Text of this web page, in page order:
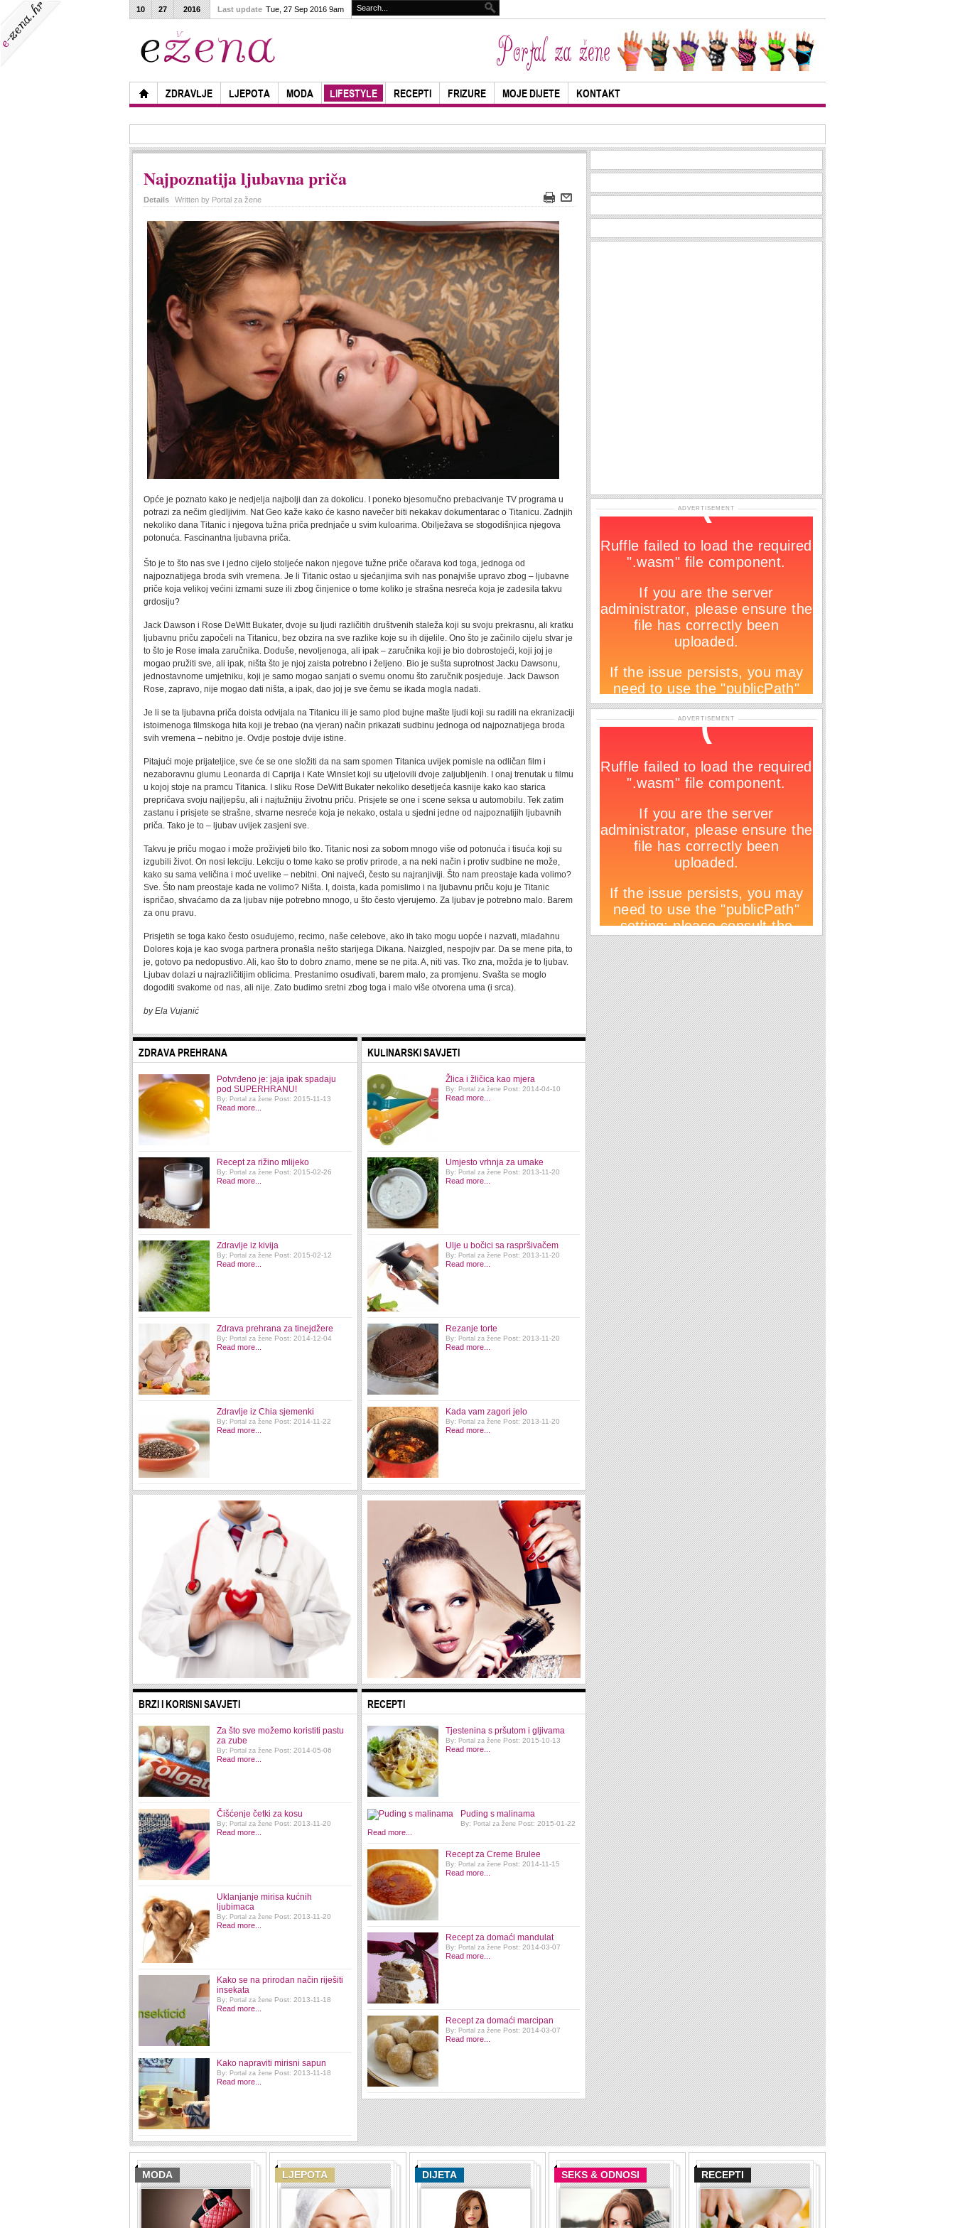
ZDRAVLJE LJEPOTA MODA LIFESTYLE RECEPTI FRIZURE MOJE DIJETE KONTAKT
10 27 2016 Last update Tue, 27 Sep 2016 9am
Najpoznatija ljubavna priča
Details Written by Portal za žene
Opće je poznato kako je nedjelja najbolji dan za dokolicu. I poneko bjesomučno prebacivanje TV programa u
potrazi za nečim gledljivim. Nat Geo kaže kako će kasno navečer biti nekakav dokumentarac o Titanicu. Zadnjih
nekoliko dana Titanic i njegova tužna priča prednjače u svim kuloarima. Obilježava se stogodišnjica njegova
potonuća. Fascinantna ljubavna priča.
Što je to što nas sve i jedno cijelo stoljeće nakon njegove tužne priče očarava kod toga, jednoga od
najpoznatijega broda svih vremena. Je li Titanic ostao u sjećanjima svih nas ponajviše upravo zbog – ljubavne
priče koja velikoj većini izmami suze ili zbog činjenice o tome koliko je strašna nesreća koja je zadesila takvu
grdosiju?
Jack Dawson i Rose DeWitt Bukater, dvoje su ljudi različitih društvenih staleža koji su svoju prekrasnu, ali kratku
ljubavnu priču započeli na Titanicu, bez obzira na sve razlike koje su ih dijelile. Ono što je začinilo cijelu stvar je
to što je Rose imala zaručnika. Doduše, nevoljenoga, ali ipak – zaručnika koji je bio dobrostojeći, koji joj je
mogao pružiti sve, ali ipak, ništa što je njoj zaista potrebno i željeno. Bio je sušta suprotnost Jacku Dawsonu,
jednostavnome umjetniku, koji je samo mogao sanjati o svemu onomu što zaručnik posjeduje. Jack Dawson
Rose, zapravo, nije mogao dati ništa, a ipak, dao joj je sve čemu se ikada mogla nadati.
Je li se ta ljubavna priča doista odvijala na Titanicu ili je samo plod bujne mašte ljudi koji su radili na ekranizaciji
istoimenoga filmskoga hita koji je trebao (na vjeran) način prikazati sudbinu jednoga od najpoznatijega broda
svih vremena – nebitno je. Ovdje postoje dvije istine.
Pitajući moje prijateljice, sve će se one složiti da na sam spomen Titanica uvijek pomisle na odličan film i
nezaboravnu glumu Leonarda di Caprija i Kate Winslet koji su utjelovili dvoje zaljubljenih. I onaj trenutak u filmu
u kojoj stoje na pramcu Titanica. I sliku Rose DeWitt Bukater nekoliko desetljeća kasnije kako kao starica
prepričava svoju najljepšu, ali i najtužniju životnu priču. Prisjete se one i scene seksa u automobilu. Tek zatim
zastanu i prisjete se strašne, stvarne nesreće koja je nekako, ostala u sjedni jedne od najpoznatijih ljubavnih
priča. Tako je to – ljubav uvijek zasjeni sve.
Takvu je priču mogao i može proživjeti bilo tko. Titanic nosi za sobom mnogo više od potonuća i tisuća koji su
izgubili život. On nosi lekciju. Lekciju o tome kako se protiv prirode, a na neki način i protiv sudbine ne može,
kako su sama veličina i moć uvelike – nebitni. Oni najveći, često su najranjiviji. Što nam preostaje kada volimo?
Sve. Što nam preostaje kada ne volimo? Ništa. I, doista, kada pomislimo i na ljubavnu priču koju je Titanic
ispričao, shvaćamo da za ljubav nije potrebno mnogo, u što često vjerujemo. Za ljubav je potrebno malo. Barem
za onu pravu.
Prisjetih se toga kako često osuđujemo, recimo, naše celebove, ako ih tako mogu uopće i nazvati, mlađahnu
Dolores koja je kao svoga partnera pronašla nešto starijega Dikana. Naizgled, nespojiv par. Da se mene pita, to
je, gotovo pa nedopustivo. Ali, kao što to dobro znamo, mene se ne pita. A, niti vas. Tko zna, možda je to ljubav.
Ljubav dolazi u najrazličitijim oblicima. Prestanimo osuđivati, barem malo, za promjenu. Svašta se moglo
dogoditi svakome od nas, ali nije. Zato budimo sretni zbog toga i malo više otvorena uma (i srca).
by Ela Vujanić
ZDRAVA PREHRANA
Potvrđeno je: jaja ipak spadaju
pod SUPERHRANU!
By: Portal za žene Post: 2015-11-13
Read more...
Recept za rižino mlijeko
By: Portal za žene Post: 2015-02-26
Read more...
Zdravlje iz kivija
By: Portal za žene Post: 2015-02-12
Read more...
Zdrava prehrana za tinejdžere
By: Portal za žene Post: 2014-12-04
Read more...
Zdravlje iz Chia sjemenki
By: Portal za žene Post: 2014-11-22
Read more...
KULINARSKI SAVJETI
Žlica i žličica kao mjera
By: Portal za žene Post: 2014-04-10
Read more...
Umjesto vrhnja za umake
By: Portal za žene Post: 2013-11-20
Read more...
Ulje u bočici sa raspršivačem
By: Portal za žene Post: 2013-11-20
Read more...
Rezanje torte
By: Portal za žene Post: 2013-11-20
Read more...
Kada vam zagori jelo
By: Portal za žene Post: 2013-11-20
Read more...
BRZI I KORISNI SAVJETI
Za što sve možemo koristiti pastu
za zube
By: Portal za žene Post: 2014-05-06
Read more...
Čišćenje četki za kosu
By: Portal za žene Post: 2013-11-20
Read more...
Uklanjanje mirisa kućnih
ljubimaca
By: Portal za žene Post: 2013-11-20
Read more...
Kako se na prirodan način riješiti
insekata
By: Portal za žene Post: 2013-11-18
Read more...
Kako napraviti mirisni sapun
By: Portal za žene Post: 2013-11-18
Read more...
RECEPTI
Tjestenina s pršutom i gljivama
By: Portal za žene Post: 2015-10-13
Read more...
Puding s malinama
By: Portal za žene Post: 2015-01-22
Read more...
Recept za Creme Brulee
By: Portal za žene Post: 2014-11-15
Read more...
Recept za domaći mandulat
By: Portal za žene Post: 2014-03-07
Read more...
Recept za domaći marcipan
By: Portal za žene Post: 2014-03-07
Read more...
ADVERTISEMENT
ADVERTISEMENT
MODA LJEPOTA DIJETA SEKS & ODNOSI RECEPTI